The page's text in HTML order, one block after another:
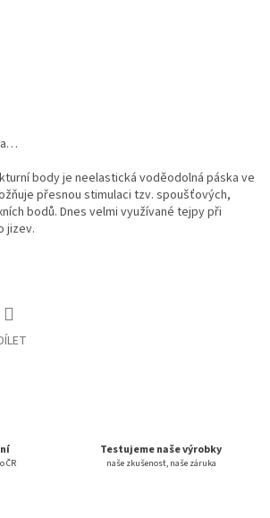
body je neelastická voděodolná páska ve
přesnou stimulaci tzv. spoušťových,
bodů. Dnes velmi využívané tejpy při
jizev.
ČR
Testujeme naše výrobky
naše zkušenost, naše záruka